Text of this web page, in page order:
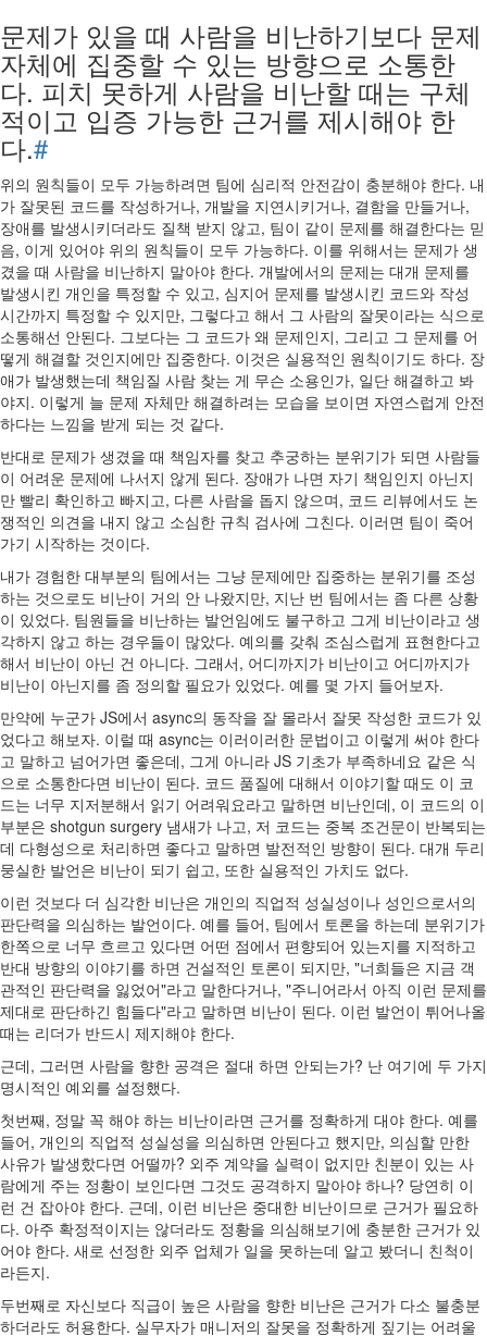
문제가 있을 때 사람을 비난하기보다 문제
자체에 집중할 수 있는 방향으로 소통한
다. 피치 못하게 사람을 비난할 때는 구체
적이고 입증 가능한 근거를 제시해야 한
다.#
위의 원칙들이 모두 가능하려면 팀에 심리적 안전감이 충분해야 한다. 내
가 잘못된 코드를 작성하거나, 개발을 지연시키거나, 결함을 만들거나,
장애를 발생시키더라도 질책 받지 않고, 팀이 같이 문제를 해결한다는 믿
음, 이게 있어야 위의 원칙들이 모두 가능하다. 이를 위해서는 문제가 생
겼을 때 사람을 비난하지 말아야 한다. 개발에서의 문제는 대개 문제를
발생시킨 개인을 특정할 수 있고, 심지어 문제를 발생시킨 코드와 작성
시간까지 특정할 수 있지만, 그렇다고 해서 그 사람의 잘못이라는 식으로
소통해선 안된다. 그보다는 그 코드가 왜 문제인지, 그리고 그 문제를 어
떻게 해결할 것인지에만 집중한다. 이것은 실용적인 원칙이기도 하다. 장
애가 발생했는데 책임질 사람 찾는 게 무슨 소용인가, 일단 해결하고 봐
야지. 이렇게 늘 문제 자체만 해결하려는 모습을 보이면 자연스럽게 안전
하다는 느낌을 받게 되는 것 같다.
반대로 문제가 생겼을 때 책임자를 찾고 추궁하는 분위기가 되면 사람들
이 어려운 문제에 나서지 않게 된다. 장애가 나면 자기 책임인지 아닌지
만 빨리 확인하고 빠지고, 다른 사람을 돕지 않으며, 코드 리뷰에서도 논
쟁적인 의견을 내지 않고 소심한 규칙 검사에 그친다. 이러면 팀이 죽어
가기 시작하는 것이다.
내가 경험한 대부분의 팀에서는 그냥 문제에만 집중하는 분위기를 조성
하는 것으로도 비난이 거의 안 나왔지만, 지난 번 팀에서는 좀 다른 상황
이 있었다. 팀원들을 비난하는 발언임에도 불구하고 그게 비난이라고 생
각하지 않고 하는 경우들이 많았다. 예의를 갖춰 조심스럽게 표현한다고
해서 비난이 아닌 건 아니다. 그래서, 어디까지가 비난이고 어디까지가
비난이 아닌지를 좀 정의할 필요가 있었다. 예를 몇 가지 들어보자.
만약에 누군가 JS에서 async의 동작을 잘 몰라서 잘못 작성한 코드가 있
었다고 해보자. 이럴 때 async는 이러이러한 문법이고 이렇게 써야 한다
고 말하고 넘어가면 좋은데, 그게 아니라 JS 기초가 부족하네요 같은 식
으로 소통한다면 비난이 된다. 코드 품질에 대해서 이야기할 때도 이 코
드는 너무 지저분해서 읽기 어려워요라고 말하면 비난인데, 이 코드의 이
부분은 shotgun surgery 냄새가 나고, 저 코드는 중복 조건문이 반복되는
데 다형성으로 처리하면 좋다고 말하면 발전적인 방향이 된다. 대개 두리
뭉실한 발언은 비난이 되기 쉽고, 또한 실용적인 가치도 없다.
이런 것보다 더 심각한 비난은 개인의 직업적 성실성이나 성인으로서의
판단력을 의심하는 발언이다. 예를 들어, 팀에서 토론을 하는데 분위기가
한쪽으로 너무 흐르고 있다면 어떤 점에서 편향되어 있는지를 지적하고
반대 방향의 이야기를 하면 건설적인 토론이 되지만, "너희들은 지금 객
관적인 판단력을 잃었어"라고 말한다거나, "주니어라서 아직 이런 문제를
제대로 판단하긴 힘들다"라고 말하면 비난이 된다. 이런 발언이 튀어나올
때는 리더가 반드시 제지해야 한다.
근데, 그러면 사람을 향한 공격은 절대 하면 안되는가? 난 여기에 두 가지
명시적인 예외를 설정했다.
첫번째, 정말 꼭 해야 하는 비난이라면 근거를 정확하게 대야 한다. 예를
들어, 개인의 직업적 성실성을 의심하면 안된다고 했지만, 의심할 만한
사유가 발생핬다면 어떨까? 외주 계약을 실력이 없지만 친분이 있는 사
람에게 주는 정황이 보인다면 그것도 공격하지 말아야 하나? 당연히 이
런 건 잡아야 한다. 근데, 이런 비난은 중대한 비난이므로 근거가 필요하
다. 아주 확정적이지는 않더라도 정황을 의심해보기에 충분한 근거가 있
어야 한다. 새로 선정한 외주 업체가 일을 못하는데 알고 봤더니 친척이
라든지.
두번째로 자신보다 직급이 높은 사람을 향한 비난은 근거가 다소 불충분
하더라도 허용한다. 실무자가 매니저의 잘못을 정확하게 짚기는 어려울